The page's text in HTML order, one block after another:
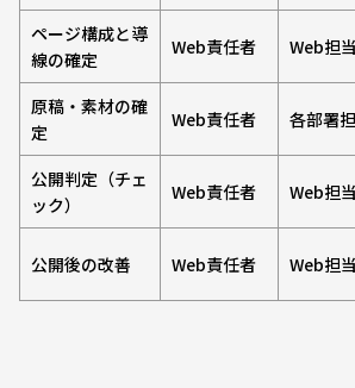
ページ構成と導
線の確定
Web責任者 Web担当
原稿・素材の確
定
Web責任者 各部署
公開判定（チェ
ック）
Web責任者 Web担当
公開後の改善 Web責任者 Web担当